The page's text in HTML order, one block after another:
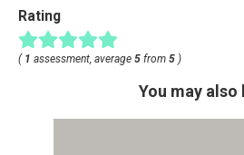
Rating
( 1 assessment, average 5 from 5 )
You may also